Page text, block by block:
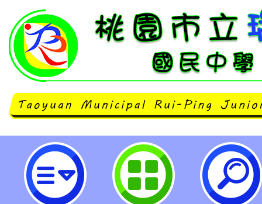
財團法人九九文教基金會第十屆臺
力檢定考試-桃園市立瑞坪國民中學